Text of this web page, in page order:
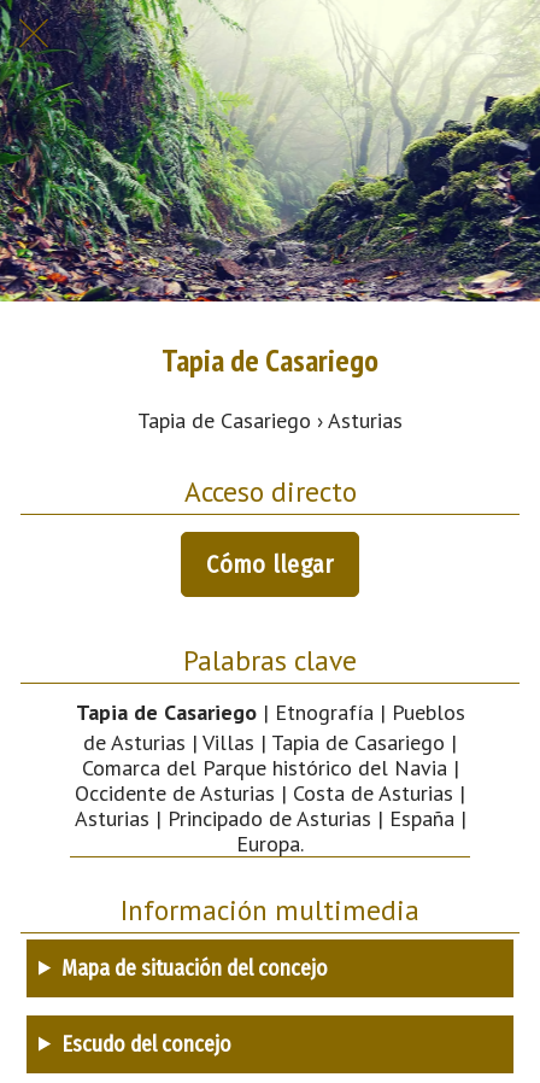
Tapia de Casariego
Tapia de Casariego › Asturias
Acceso directo
Cómo llegar
Palabras clave
Tapia de Casariego| Etnografía | Pueblos
de Asturias | Villas | Tapia de Casariego |
Comarca del Parque histórico del Navia |
Occidente de Asturias | Costa de Asturias |
Asturias | Principado de Asturias | España |
Europa.
Información multimedia
Mapa de situación del concejo
Escudo del concejo